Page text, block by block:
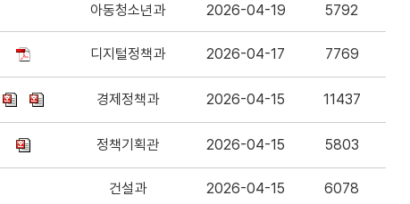
아동청소년과 2026-04-19 5792
디지털정책과 2026-04-17 7769
경제정책과 2026-04-15 11437
정책기획관 2026-04-15 5803
건설과 2026-04-15 6078